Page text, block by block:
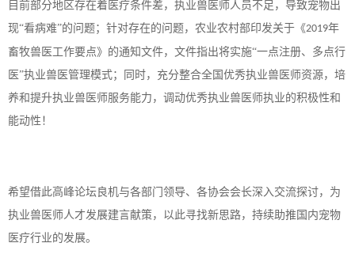
目前部分地区存在着医疗条件差，执业兽医师人员不足，导致宠物出
现“看病难”的问题；针对存在的问题，农业农村部印发关于《2019年
畜牧兽医工作要点》的通知文件，文件指出将实施“一点注册、多点行
医”执业兽医管理模式；同时，充分整合全国优秀执业兽医师资源，培
养和提升执业兽医师服务能力，调动优秀执业兽医师执业的积极性和
能动性！
希望借此高峰论坛良机与各部门领导、各协会会长深入交流探讨，为
执业兽医师人才发展建言献策，以此寻找新思路，持续助推国内宠物
医疗行业的发展。